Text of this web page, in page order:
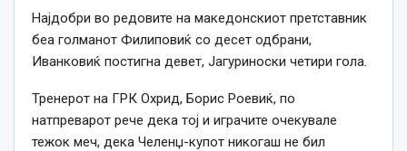
Најдобри во редовите на македонскиот претставник
беа голманот Филиповиќ со десет одбрани,
Иванковиќ постигна девет, Јагуриноски четири гола.
Тренерот на ГРК Охрид, Борис Роевиќ, по
натпреварот рече дека тој и играчите очекувале
тежок меч, дека Челенџ-купот никогаш не бил